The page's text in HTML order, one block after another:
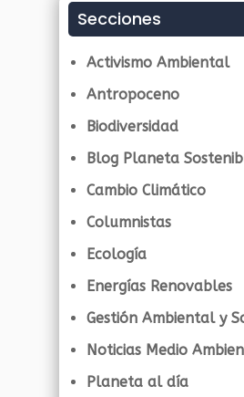
Secciones
Activismo Ambiental
Antropoceno
Biodiversidad
Blog Planeta
Cambio Climático
Columnistas
Ecología
Energías Renovables
Gestión Ambiental y
Noticias Medio
Planeta al día